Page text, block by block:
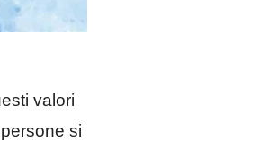
valori
si